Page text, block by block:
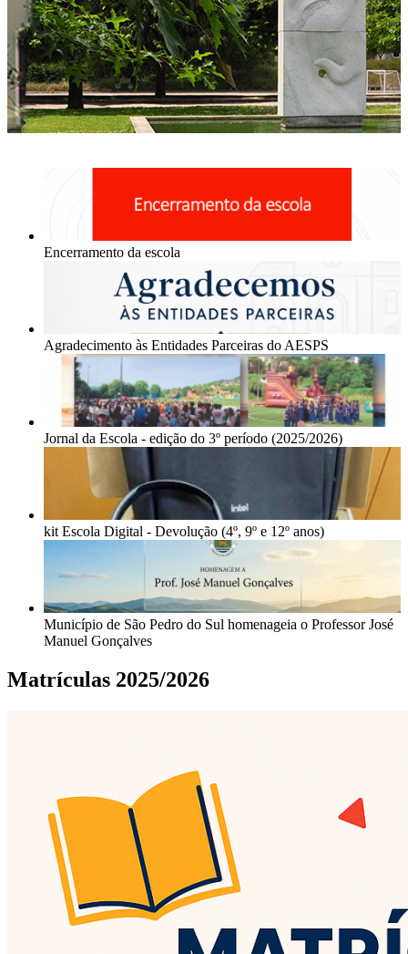
Encerramento da escola
Agradecimento às Entidades Parceiras do AESPS
Jornal da Escola - edição do 3º período (2025/2026)
kit Escola Digital - Devolução (4º, 9º e 12º anos)
Município de São Pedro do Sul homenageia o Professor José
Manuel Gonçalves
Matrículas 2025/2026